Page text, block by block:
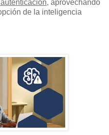
, aprovechando
de la inteligencia